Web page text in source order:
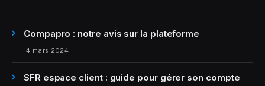
Compapro : notre avis sur la plateforme
14 mars 2024
SFR espace client : guide pour gérer son compte